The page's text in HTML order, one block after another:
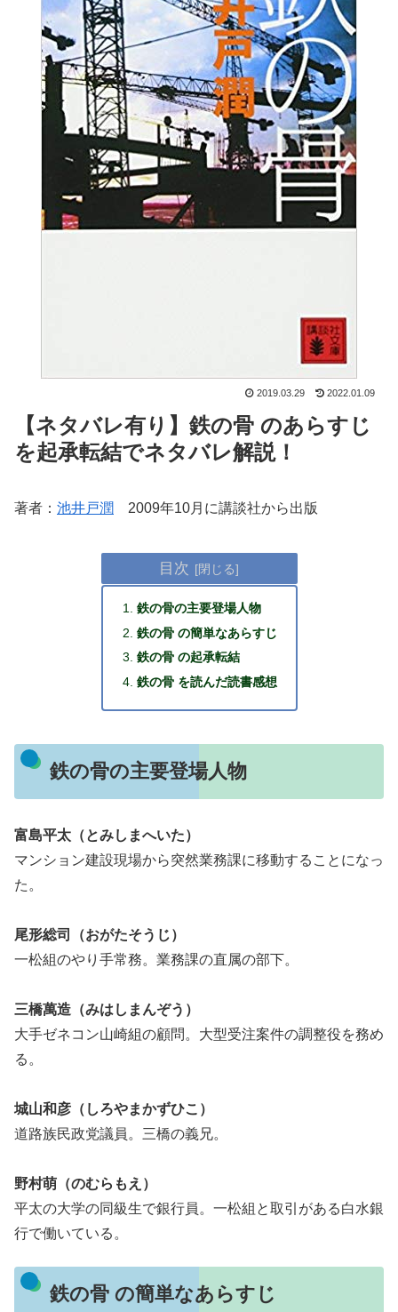
2019.03.29 2022.01.09
【ネタバレ有り】鉄の骨 のあらすじ
を起承転結でネタバレ解説！
著者： 池井戸潤 2009年10月に講談社から出版
目次
鉄の骨の主要登場人物
鉄の骨 の簡単なあらすじ
鉄の骨 の起承転結
鉄の骨 を読んだ読書感想
鉄の骨の主要登場人物
富島平太（とみしまへいた）
マンション建設現場から突然業務課に移動することになっ
た。
尾形総司（おがたそうじ）
一松組のやり手常務。業務課の直属の部下。
三橋萬造（みはしまんぞう）
大手ゼネコン山崎組の顧問。大型受注案件の調整役を務め
る。
城山和彦（しろやまかずひこ）
道路族民政党議員。三橋の義兄。
野村萌（のむらもえ）
平太の大学の同級生で銀行員。一松組と取引がある白水銀
行で働いている。
鉄の骨 の簡単なあらすじ